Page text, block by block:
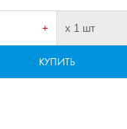
+ х 1 шт
КУПИТЬ